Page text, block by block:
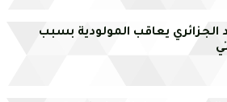
الجزائري يعاقب المولودية بسبب